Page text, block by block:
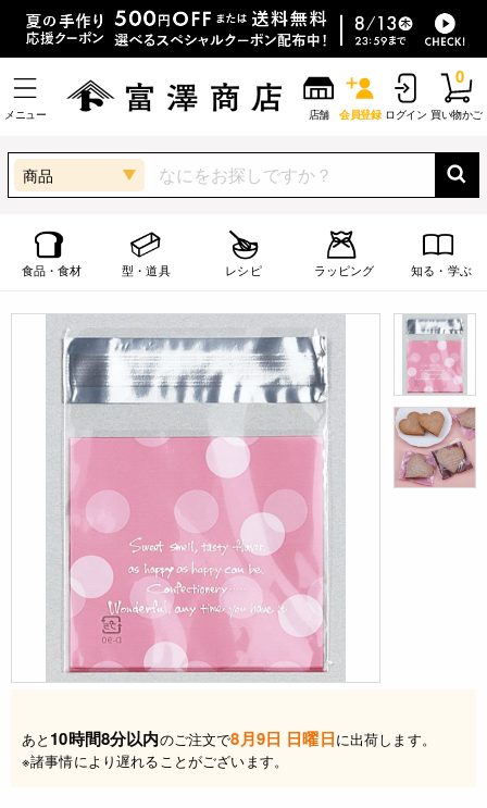
メニュー 店舗 会員登録 ログイン 買い物かご
0
商品
食品・食材 型・道具 レシピ ラッピング 知る・学ぶ
あと 10時間8分以内のご注文で8月9日 日曜日に出荷します。
※諸事情により遅れることがございます。